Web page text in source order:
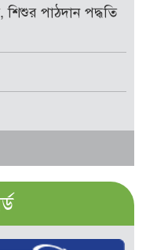
শিশুর পাঠদান পদ্ধতি